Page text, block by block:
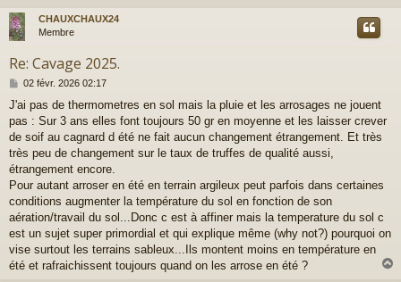
CHAUXCHAUX24
Membre
Re: Cavage 2025.
M
s
s
a
g
02 févr. 2026 02:17
J'ai pas de thermometres en sol mais la pluie et les arrosages ne jouent
pas : Sur 3 ans elles font toujours 50 gr en moyenne et les laisser crever
de soif au cagnard d été ne fait aucun changement étrangement. Et très
très peu de changement sur le taux de truffes de qualité aussi,
étrangement encore.
Pour autant arroser en été en terrain argileux peut parfois dans certaines
conditions augmenter la température du sol en fonction de son
aération/travail du sol...Donc c est à affiner mais la temperature du sol c
est un sujet super primordial et qui explique même (why not?) pourquoi on
vise surtout les terrains sableux...Ils montent moins en température en
été et rafraichissent toujours quand on les arrose en été ?